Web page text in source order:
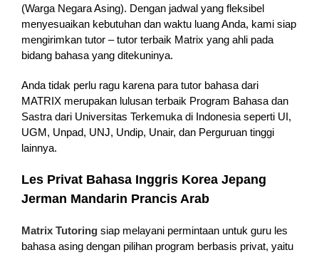
(Warga Negara Asing). Dengan jadwal yang fleksibel
menyesuaikan kebutuhan dan waktu luang Anda, kami siap
mengirimkan tutor – tutor terbaik Matrix yang ahli pada
bidang bahasa yang ditekuninya.
Anda tidak perlu ragu karena para tutor bahasa dari
MATRIX merupakan lulusan terbaik Program Bahasa dan
Sastra dari Universitas Terkemuka di Indonesia seperti UI,
UGM, Unpad, UNJ, Undip, Unair, dan Perguruan tinggi
lainnya.
Les Privat Bahasa Inggris Korea Jepang
Jerman Mandarin Prancis Arab
Matrix Tutoring siap melayani permintaan untuk guru les
bahasa asing dengan pilihan program berbasis privat, yaitu